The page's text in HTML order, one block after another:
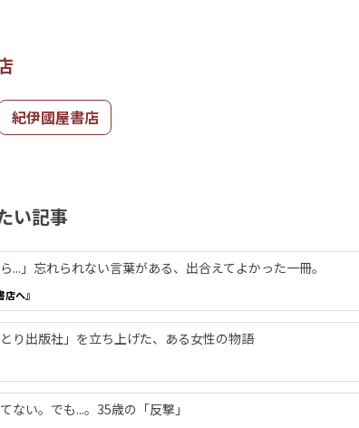
紀伊國屋書店
い記事
...」忘れられない言葉がある、出合えてよかった一冊。
へ』
とり出版社」を立ち上げた、ある女性の物語
ない。でも...。35歳の「反撃」